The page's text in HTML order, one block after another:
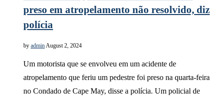
preso em atropelamento não resolvido, diz
polícia
by adminAugust 2, 2024
Um motorista que se envolveu em um acidente de
atropelamento que feriu um pedestre foi preso na quarta-feira
no Condado de Cape May, disse a polícia. Um policial de